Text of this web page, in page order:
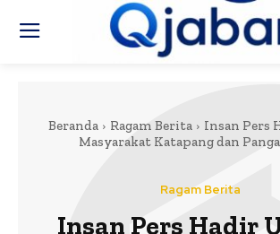
Beranda Ragam Berita
Insan Pers
Masyarakat Katapang dan
Ragam Berita
Insan Pers Hadir